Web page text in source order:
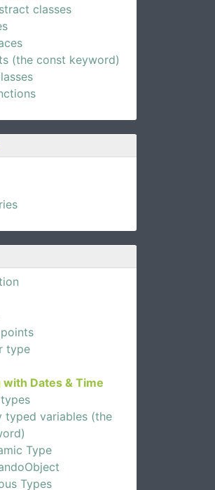
classes
(the const keyword)
type
Dates & Time
typed variables (the
Type
Types